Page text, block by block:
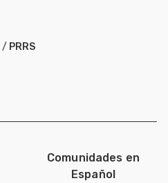
/ PRRS
Comunidades en
Español